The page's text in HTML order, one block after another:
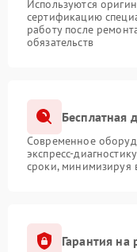
Используются
сертификацию
работу после
обязательств
Бесплатная
Современное
экспресс-
сроки, минимизируя
Гарантия на